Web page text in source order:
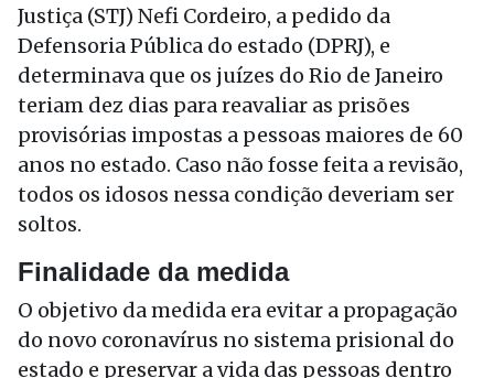
Justiça (STJ) Nefi Cordeiro, a pedido da
Defensoria Pública do estado (DPRJ), e
determinava que os juízes do Rio de Janeiro
teriam dez dias para reavaliar as prisões
provisórias impostas a pessoas maiores de 60
anos no estado. Caso não fosse feita a revisão,
todos os idosos nessa condição deveriam ser
soltos.
Finalidade da medida
O objetivo da medida era evitar a propagação
do novo coronavírus no sistema prisional do
estado e preservar a vida das pessoas dentro